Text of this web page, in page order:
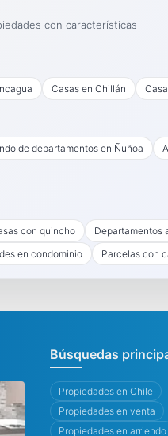
con características
Casas en Chillán
de departamentos en Ñuñoa
con quincho Departamentos
en condominio Parcelas con
Búsquedas
Propiedades en Chile
Propiedades en venta
Propiedades en arriendo